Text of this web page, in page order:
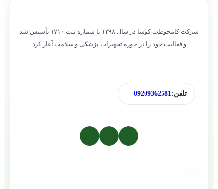
شرکت کامجوطب کوشا در سال ۱۳۹۸ با شماره ثبت ۱۷۱۰ تأسیس شد
و فعالیت خود را در حوزه تجهیزات پزشکی و سلامت آغاز کرد
تلفن:09209362581